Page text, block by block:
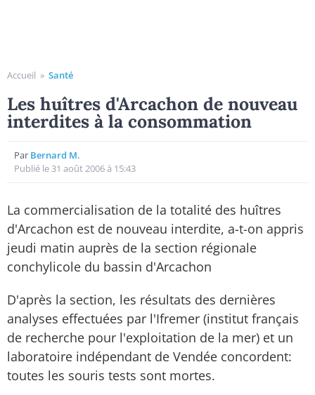
Accueil » Santé
Les huîtres d'Arcachon de nouveau
interdites à la consommation
Par Bernard M.
Publié le 31 août 2006 à 15:43
La commercialisation de la totalité des huîtres
d'Arcachon est de nouveau interdite, a-t-on appris
jeudi matin auprès de la section régionale
conchylicole du bassin d'Arcachon
D'après la section, les résultats des dernières
analyses effectuées par l'Ifremer (institut français
de recherche pour l'exploitation de la mer) et un
laboratoire indépendant de Vendée concordent:
toutes les souris tests sont mortes.